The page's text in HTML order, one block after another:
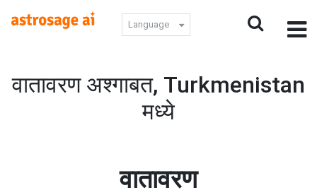
Language
वातावरण अश्गाबत, Turkmenistan
मध्ये
वातावरण